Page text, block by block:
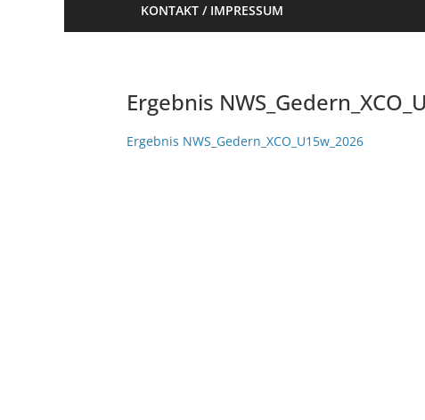
KONTAKT / IMPRESSUM
Ergebnis
Ergebnis NWS_Gedern_XCO_U15w_2026